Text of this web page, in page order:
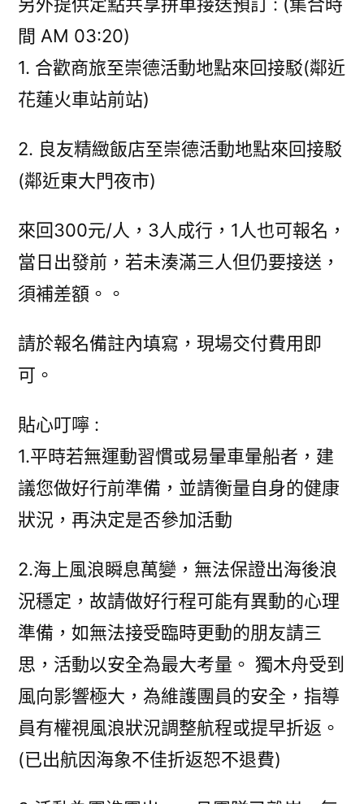
間 AM 03:20)
1. 合歡商旅至崇德活動地點來回接駁(鄰近
花蓮火車站前站)
2. 良友精緻飯店至崇德活動地點來回接駁
(鄰近東大門夜市)
來回300元/人，3人成行，1人也可報名，
當日出發前，若未湊滿三人但仍要接送，
須補差額。。
請於報名備註內填寫，現場交付費用即
可。
貼心叮嚀 :
1.平時若無運動習慣或易暈車暈船者，建
議您做好行前準備，並請衡量自身的健康
狀況，再決定是否參加活動
2.海上風浪瞬息萬變，無法保證出海後浪
況穩定，故請做好行程可能有異動的心理
準備，如無法接受臨時更動的朋友請三
思，活動以安全為最大考量。 獨木舟受到
風向影響極大，為維護團員的安全，指導
員有權視風浪狀況調整航程或提早折返。
(已出航因海象不佳折返恕不退費)